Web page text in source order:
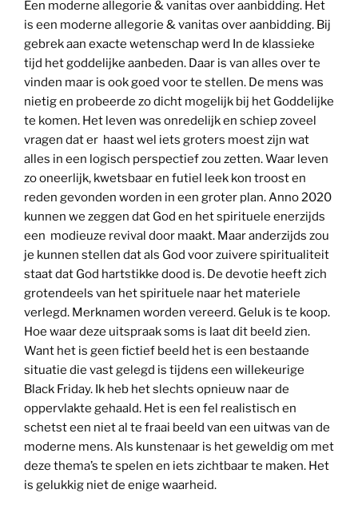
Een moderne allegorie & vanitas over aanbidding. Het
is een moderne allegorie & vanitas over aanbidding. Bij
gebrek aan exacte wetenschap werd In de klassieke
tijd het goddelijke aanbeden. Daar is van alles over te
vinden maar is ook goed voor te stellen. De mens was
nietig en probeerde zo dicht mogelijk bij het Goddelijke
te komen. Het leven was onredelijk en schiep zoveel
vragen dat er haast wel iets groters moest zijn wat
alles in een logisch perspectief zou zetten. Waar leven
zo oneerlijk, kwetsbaar en futiel leek kon troost en
reden gevonden worden in een groter plan. Anno 2020
kunnen we zeggen dat God en het spirituele enerzijds
een modieuze revival door maakt. Maar anderzijds zou
je kunnen stellen dat als God voor zuivere spiritualiteit
staat dat God hartstikke dood is. De devotie heeft zich
grotendeels van het spirituele naar het materiele
verlegd. Merknamen worden vereerd. Geluk is te koop.
Hoe waar deze uitspraak soms is laat dit beeld zien.
Want het is geen fictief beeld het is een bestaande
situatie die vast gelegd is tijdens een willekeurige
Black Friday. Ik heb het slechts opnieuw naar de
oppervlakte gehaald. Het is een fel realistisch en
schetst een niet al te fraai beeld van een uitwas van de
moderne mens. Als kunstenaar is het geweldig om met
deze thema’s te spelen en iets zichtbaar te maken. Het
is gelukkig niet de enige waarheid.